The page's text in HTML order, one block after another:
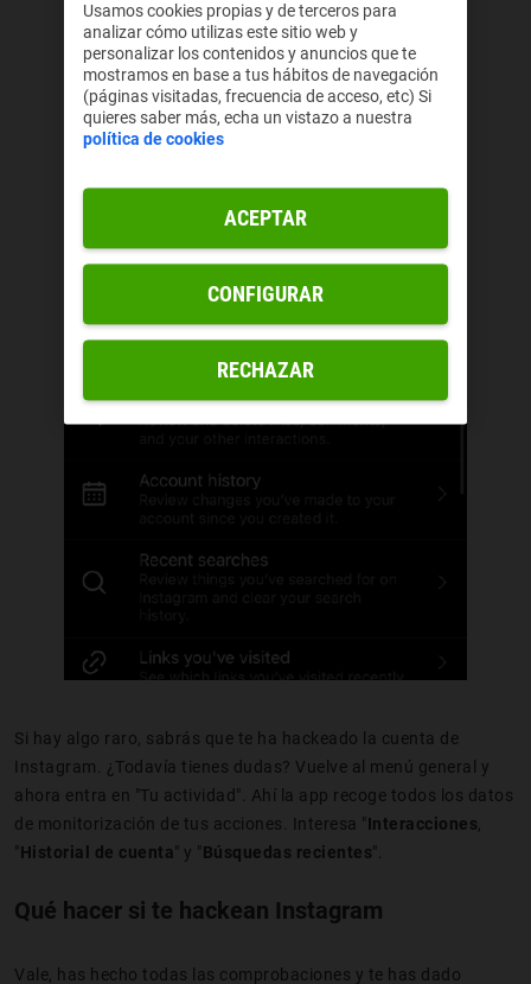
Si hay algo raro, sabrás que te ha hackeado la cuenta de
Instagram . ¿Todavía tienes dudas? Vuelve al menú general
y
ahora entra en "Tu actividad". Ahí la app recoge todos los datos
de monitorización de tus acciones. Interesa " Interacciones
" Historial de cuenta" y " Búsquedas recientes".
Qué hacer si te hackean Instagram
Vale, has hecho todas las comprobaciones y te has dado
Usamos cookies propias y de terceros para
analizar cómo utilizas este sitio web y
personalizar los contenidos y anuncios que te
mostramos en base a tus hábitos de navegación
(páginas visitadas, frecuencia de acceso, etc) Si
quieres saber más, echa un vistazo a nuestra
política de cookies
RECHAZAR
ACEPTAR
CONFIGURAR